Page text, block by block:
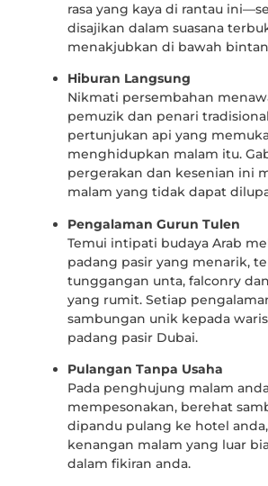
rasa yang kaya di rantau
disajikan dalam suasana
menakjubkan di bawah
Hiburan Langsung
Nikmati persembahan
pemuzik dan penari
pertunjukan api yang
menghidupkan malam itu.
pergerakan dan kesenian ini
malam yang tidak dapat
Pengalaman Gurun Tulen
Temui intipati budaya Arab
padang pasir yang menarik,
tunggangan unta, falconry
yang rumit. Setiap
sambungan unik kepada
padang pasir Dubai.
Pulangan Tanpa Usaha
Pada penghujung malam
mempesonakan, berehat
dipandu pulang ke hotel
kenangan malam yang luar
dalam fikiran anda.